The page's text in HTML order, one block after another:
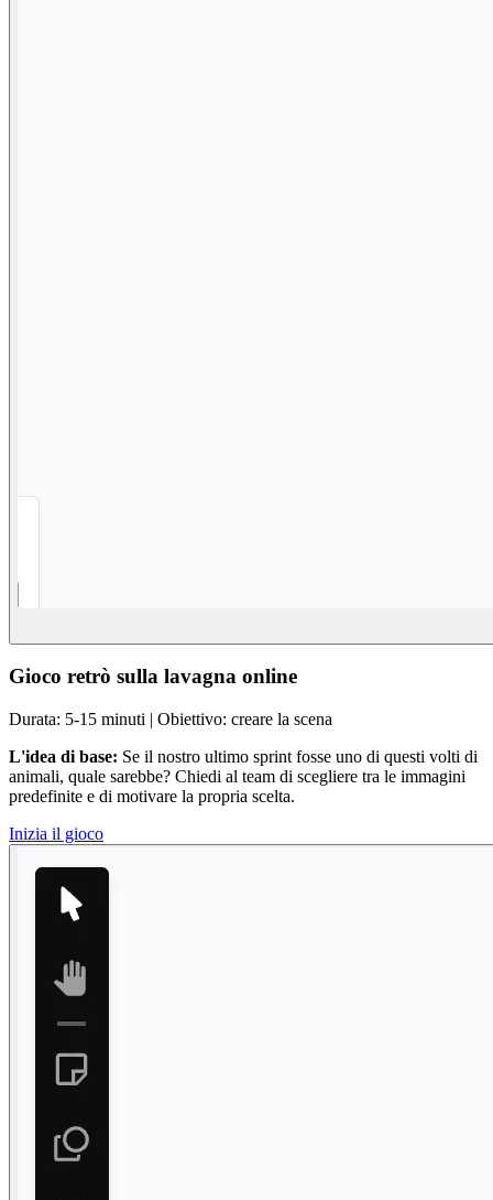
Gioco retrò sulla lavagna online
Durata: 5-15 minuti | Obiettivo: creare la scena
L'idea di base: Se il nostro ultimo sprint fosse uno di questi volti di
animali, quale sarebbe? Chiedi al team di scegliere tra le immagini
predefinite e di motivare la propria scelta.
Inizia il gioco